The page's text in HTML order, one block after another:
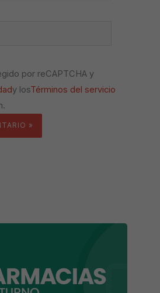
por reCAPTCHA y
y losTérminos del servicio